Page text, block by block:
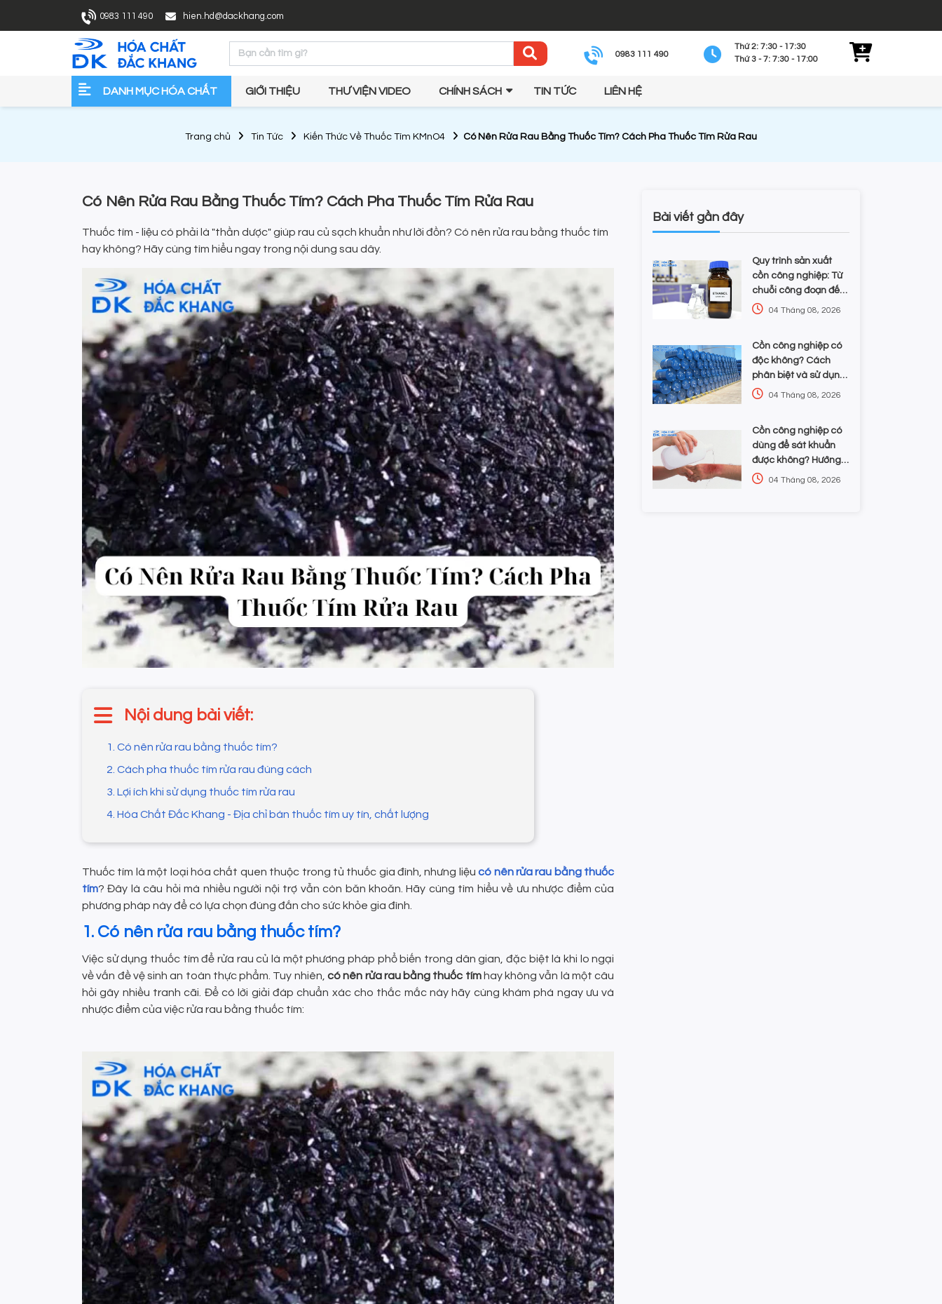
0983 111 490 hien.hd@dackhang.com
0983 111 490
Thứ 2: 7:30 - 17:30
Thứ 3 - 7: 7:30 - 17:00
DANH MỤC HÓA CHẤT GIỚI THIỆU THƯ VIỆN VIDEO CHÍNH SÁCH TIN TỨC LIÊN HỆ
Trang chủ Tin Tức Kiến Thức Về Thuốc Tím KMnO4 Có Nên Rửa Rau Bằng Thuốc Tím? Cách Pha Thuốc Tím Rửa Rau
Có Nên Rửa Rau Bằng Thuốc Tím? Cách Pha Thuốc Tím Rửa Rau
Thuốc tím - liệu có phải là "thần dược" giúp rau củ sạch khuẩn như lời đồn? Có nên rửa rau bằng thuốc tím
hay không? Hãy cùng tìm hiểu ngay trong nội dung sau dây.
Nội dung bài viết:
1. Có nên rửa rau bằng thuốc tím?
2. Cách pha thuốc tím rửa rau đúng cách
3. Lợi ích khi sử dụng thuốc tím rửa rau
4. Hóa Chất Đắc Khang - Địa chỉ bán thuốc tím uy tín, chất lượng
Thuốc tím là một loại hóa chất quen thuộc trong tủ thuốc gia đình, nhưng liệucó nên rửa rau bằng thuốc
tím? Đây là câu hỏi mà nhiều người nội trợ vẫn còn băn khoăn. Hãy cùng tìm hiểu về ưu nhược điểm của
phương pháp này để có lựa chọn đúng đắn cho sức khỏe gia đình.
1. Có nên rửa rau bằng thuốc tím?
Việc sử dụng thuốc tím để rửa rau củ là một phương pháp phổ biến trong dân gian, đặc biệt là khi lo ngại
về vấn đề vệ sinh an toàn thực phẩm. Tuy nhiên, có nên rửa rau bằng thuốc tím hay không vẫn là một câu
hỏi gây nhiều tranh cãi. Để có lời giải đáp chuẩn xác cho thắc mắc này hãy cùng khám phá ngay ưu và
nhược điểm của việc rửa rau bằng thuốc tím:
Bài viết gần đây
Quy trình sản xuất
cồn công nghiệp: Từ
chuỗi công đoạn đến
kiểm soát tạp chất và
04 Tháng 08, 2026
Cồn công nghiệp có
độc không? Cách
phân biệt và sử dụng
an toàn cho doanh
04 Tháng 08, 2026
Cồn công nghiệp có
dùng để sát khuẩn
được không? Hướng
dẫn chọn nồng độ và
04 Tháng 08, 2026